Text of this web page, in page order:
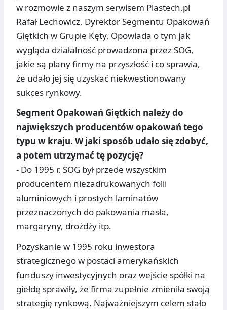
w rozmowie z naszym serwisem Plastech.pl
Rafał Lechowicz, Dyrektor Segmentu Opakowań
Giętkich w Grupie Kęty. Opowiada o tym jak
wygląda działalność prowadzona przez SOG,
jakie są plany firmy na przyszłość i co sprawia,
że udało jej się uzyskać niekwestionowany
sukces rynkowy.
Segment Opakowań Giętkich należy do
największych producentów opakowań tego
typu w kraju. W jaki sposób udało się zdobyć,
a potem utrzymać tę pozycję?
- Do 1995 r. SOG był przede wszystkim
producentem niezadrukowanych folii
aluminiowych i prostych laminatów
przeznaczonych do pakowania masła,
margaryny, drożdży itp.
Pozyskanie w 1995 roku inwestora
strategicznego w postaci amerykańskich
funduszy inwestycyjnych oraz wejście spółki na
giełdę sprawiły, że firma zupełnie zmieniła swoją
strategię rynkową. Najważniejszym celem stało